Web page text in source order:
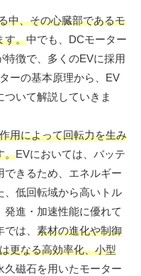
中、その心臓部であるモ
す。中でも、DCモーター
特徴で、多くのEVに採用
ーの基本原理から、EV
いて解説していきま
用によって回転力を生み
。EVにおいては、バッテ
できるため、エネルギー
、低回転域から高いトル
発進・加速性能に優れて
は、 素材の進化や制御
更なる高効率化、小型
久磁石を用いたモーター